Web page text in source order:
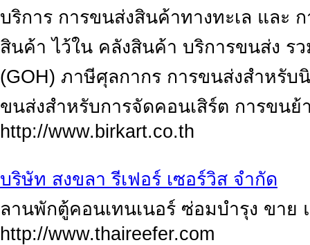
บริการ การขนส่งสินค้าทางทะเล และ
สินค้า ไว้ใน คลังสินค้า บริการขนส่ง ร
(GOH) ภาษีศุลกากร การขนส่งสำหรับ
ขนส่งสำหรับการจัดคอนเสิร์ต การขน
http://www.birkart.co.th
บริษัท สงขลา รีเฟอร์ เซอร์วิส จำกัด
ลานพักตู้คอนเทนเนอร์ ซ่อมบำรุง ขาย
http://www.thaireefer.com